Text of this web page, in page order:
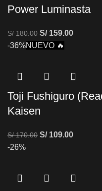
Power Luminasta
S/180.00 S/159.00
-36%NUEVO 🔥
Toji Fushiguro
Kaisen
S/170.00 S/109.00
-26%